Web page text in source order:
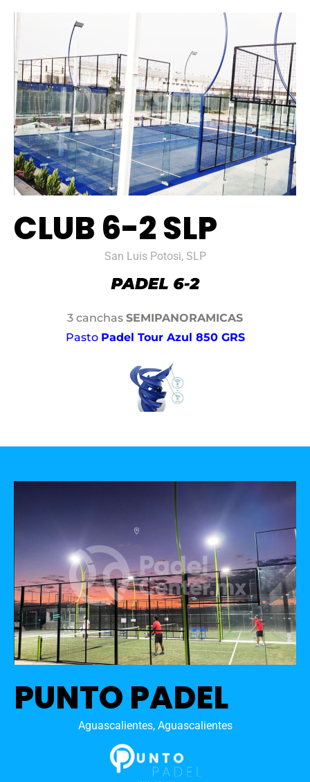
CLUB 6-2 SLP
San Luis Potosi, SLP
3 canchas SEMIPANORAMICAS
Pasto Padel Tour Azul 850 GRS
PUNTO PADEL
Aguascalientes, Aguascalientes